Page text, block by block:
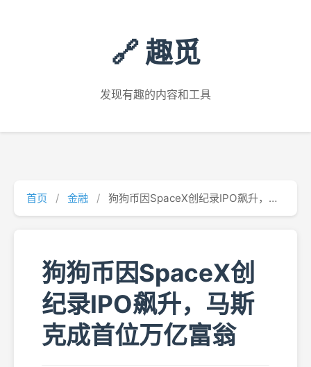
🔗 趣觅
发现有趣的内容和工具
首页 / 金融 / 狗狗币因SpaceX创纪录IPO飙升，马斯克成首位万亿富翁
狗狗币因SpaceX创
纪录IPO飙升，马斯
克成首位万亿富翁